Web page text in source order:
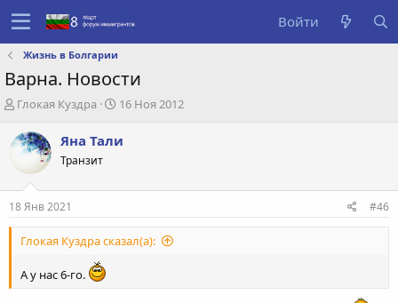
Войти
Жизнь в Болгарии
Варна. Новости
А
т
о
р
е
м
Глокая Куздра
Д
т
а
н
16 Ноя 2012
Яна Тали
Транзит
18 Янв 2021 #46
Глокая Куздра сказал(а):
А у нас 6-го.